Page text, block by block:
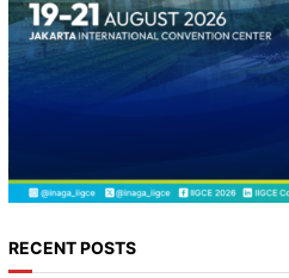
RECENT POSTS